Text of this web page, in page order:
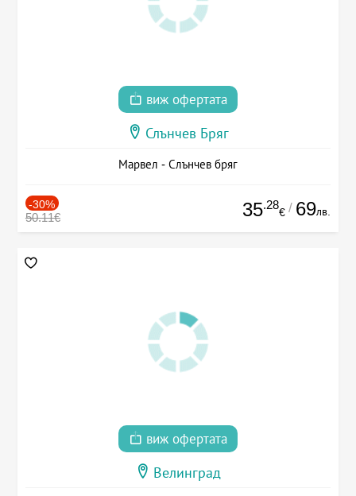
виж офертата
Слънчев Бряг
Марвел - Слънчев бряг
-30%
50.11€ 35.28
€ / 69лв.
виж офертата
Велинград